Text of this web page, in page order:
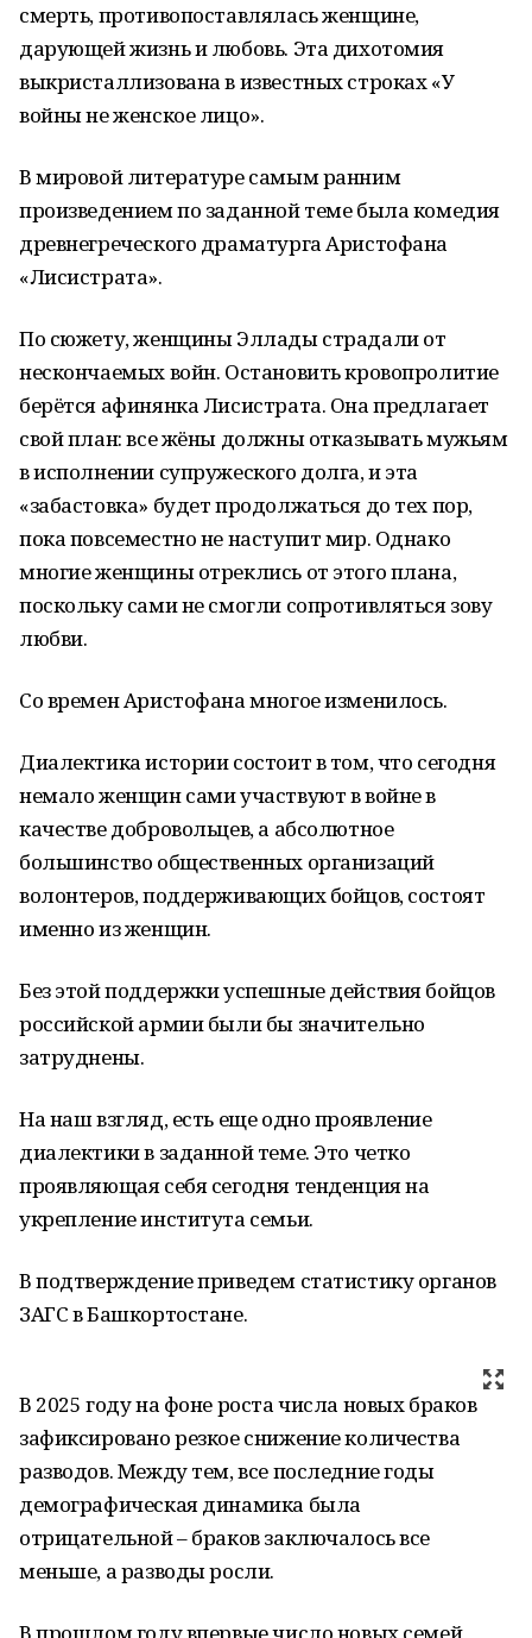
смерть, противопоставлялась женщине,
дарующей жизнь и любовь. Эта дихотомия
выкристаллизована в известных строках «У
войны не женское лицо».
В мировой литературе самым ранним
произведением по заданной теме была комедия
древнегреческого драматурга Аристофана
«Лисистрата».
По сюжету, женщины Эллады страдали от
нескончаемых войн. Остановить кровопролитие
берётся афинянка Лисистрата. Она предлагает
свой план: все жёны должны отказывать мужьям
в исполнении супружеского долга, и эта
«забастовка» будет продолжаться до тех пор,
пока повсеместно не наступит мир. Однако
многие женщины отреклись от этого плана,
поскольку сами не смогли сопротивляться зову
любви.
Со времен Аристофана многое изменилось.
Диалектика истории состоит в том, что сегодня
немало женщин сами участвуют в войне в
качестве добровольцев, а абсолютное
большинство общественных организаций
волонтеров, поддерживающих бойцов, состоят
именно из женщин.
Без этой поддержки успешные действия бойцов
российской армии были бы значительно
затруднены.
На наш взгляд, есть еще одно проявление
диалектики в заданной теме. Это четко
проявляющая себя сегодня тенденция на
укрепление института семьи.
В подтверждение приведем статистику органов
ЗАГС в Башкортостане.
В 2025 году на фоне роста числа новых браков
зафиксировано резкое снижение количества
разводов. Между тем, все последние годы
демографическая динамика была
отрицательной – браков заключалось все
меньше, а разводы росли.